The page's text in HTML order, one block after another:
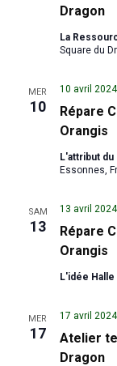
Dragon
La
Square du
MER
10
Répare
Orangis
10 avril
L'attribut du
Essonnes,
SAM
13
Répare
Orangis
13 avril
L'idée Halle
MER
17
Atelier
Dragon
17 avril